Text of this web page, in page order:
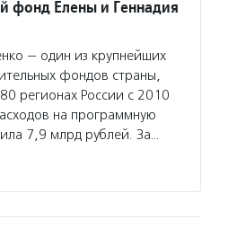
фонд Елены и Геннадия
— один из крупнейших
фондов страны,
регионах России с 2010
на программную
7,9 млрд рублей. За…